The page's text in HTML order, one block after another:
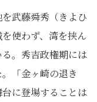
武藤舜秀（きよひ
使わず、湾を挟ん
。秀吉政権期には
「金ヶ崎の退き
に登場することは